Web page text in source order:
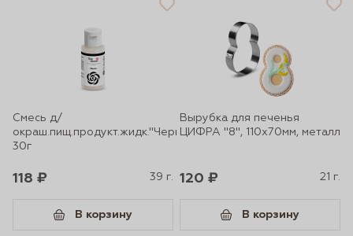
Смесь д/
окраш.пищ.продукт.жидк."Черная"
30г
118 ₽ 39 г.
В корзину
Вырубка для печенья
ЦИФРА "8", 110х70мм, металл
120 ₽ 21 г.
В корзину